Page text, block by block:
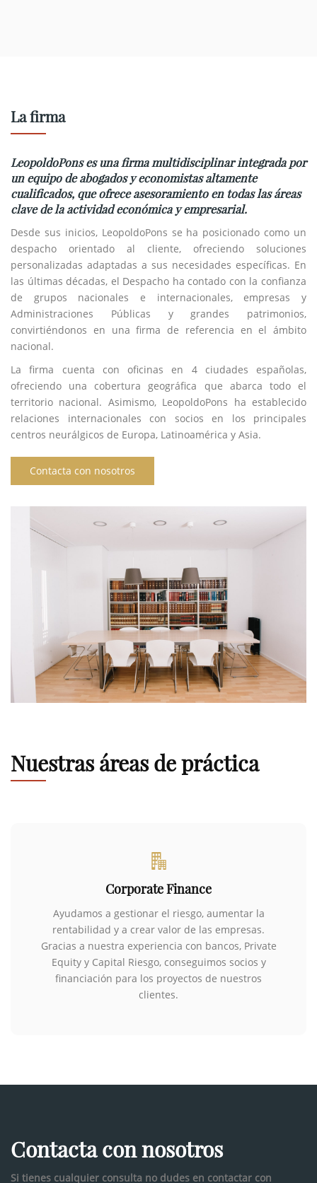
La firma
LeopoldoPons es una firma multidisciplinar integrada por
un equipo de abogados y economistas altamente
cualificados, que ofrece asesoramiento en todas las áreas
clave de la actividad económica y empresarial.
Desde sus inicios, LeopoldoPons se ha posicionado como un
despacho orientado al cliente, ofreciendo soluciones
personalizadas adaptadas a sus necesidades específicas. En
las últimas décadas, el Despacho ha contado con la confianza
de grupos nacionales e internacionales, empresas y
Administraciones Públicas y grandes patrimonios,
convirtiéndonos en una firma de referencia en el ámbito
nacional.
La firma cuenta con oficinas en 4 ciudades españolas,
ofreciendo una cobertura geográfica que abarca todo el
territorio nacional. Asimismo, LeopoldoPons ha establecido
relaciones internacionales con socios en los principales
centros neurálgicos de Europa, Latinoamérica y Asia.
Contacta con nosotros
Nuestras áreas de práctica
Corporate Finance
Ayudamos a gestionar el riesgo, aumentar la
rentabilidad y a crear valor de las empresas.
Gracias a nuestra experiencia con bancos, Private
Equity y Capital Riesgo, conseguimos socios y
financiación para los proyectos de nuestros
clientes.
Contacta con nosotros
Si tienes cualquier consulta no dudes en contactar con